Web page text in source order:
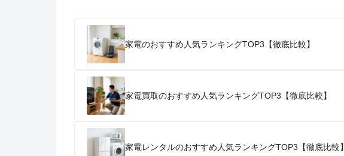
家電のおすすめ人気ランキングTOP3【徹底比較】
家電買取のおすすめ人気ランキングTOP3【徹底比較】
家電レンタルのおすすめ人気ランキングTOP3【徹底比較】